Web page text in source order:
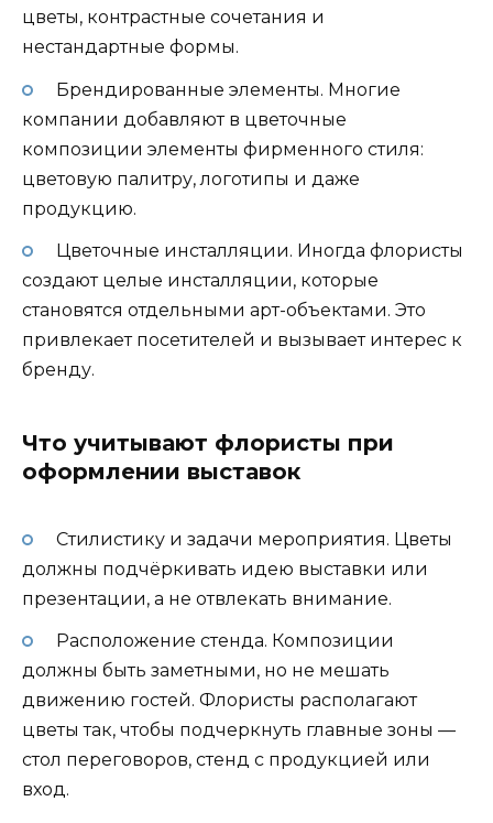
цветы, контрастные сочетания и
нестандартные формы.
Брендированные элементы. Многие
компании добавляют в цветочные
композиции элементы фирменного стиля:
цветовую палитру, логотипы и даже
продукцию.
Цветочные инсталляции. Иногда флористы
создают целые инсталляции, которые
становятся отдельными арт-объектами. Это
привлекает посетителей и вызывает интерес к
бренду.
Что учитывают флористы при
оформлении выставок
Стилистику и задачи мероприятия. Цветы
должны подчёркивать идею выставки или
презентации, а не отвлекать внимание.
Расположение стенда. Композиции
должны быть заметными, но не мешать
движению гостей. Флористы располагают
цветы так, чтобы подчеркнуть главные зоны —
стол переговоров, стенд с продукцией или
вход.